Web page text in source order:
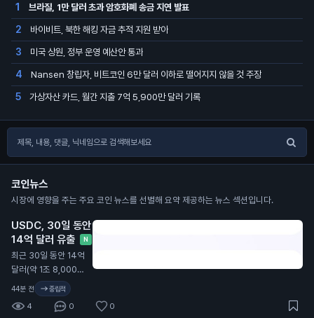
1 브라질, 1만 달러 초과 암호화폐 송금 지연 발표
2 바이비트, 북한 해킹 자금 추적 지원 받아
3 미국 상원, 정부 운영 예산안 통과
4 Nansen 창립자, 비트코인 6만 달러 이하로 떨어지지 않을 것 주장
5 가상자산 카드, 월간 지출 7억 5,900만 달러 기록
코인뉴스
시장에 영향을 주는 주요 코인 뉴스를 선별해 요약 제공하는 뉴스 섹션입니다.
USDC, 30일 동안
14억 달러 유출
N
최근 30일 동안 14억
달러(약 1조 8,000억
원) 규모의 스테이블
코인 USDC가 유통
에서 사라졌습니다.
44분 전 중립적
4 0 0